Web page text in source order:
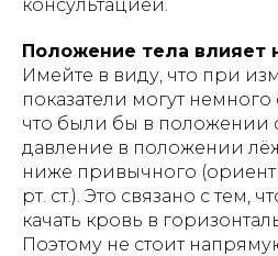
консультацией.
Положение тела
Имейте в виду, что при
показатели могут немного
что были бы в положении
давление в положении
ниже привычного
рт. ст.)​. Это связано с тем,
качать кровь в
Поэтому не стоит
Кровати и иное оборудование
предоставляются в прокат
исключительно для
жилых помещениях (квартирах,
домах), находящихся в
либо на ином законном
владении физического лица -
арендатора.
Прокат (аренда) оборудования
осуществляется: